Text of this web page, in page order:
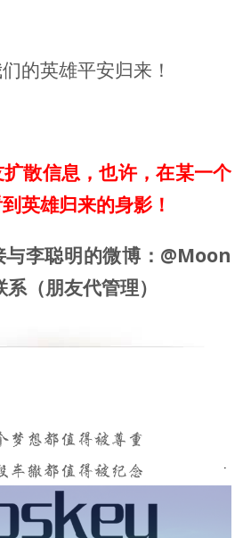
的英雄平安归来！
散信息，也许，在某一个
英雄归来的身影！
李聪明的微博： @Moon
（朋友代管理）